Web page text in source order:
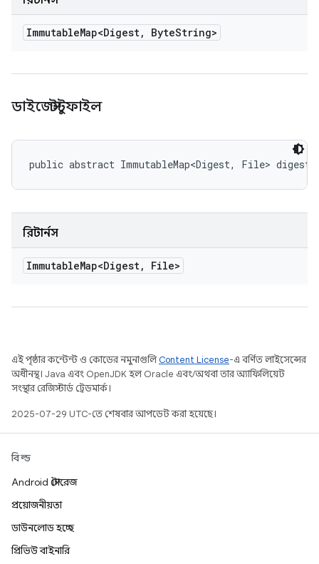
ImmutableMap<Digest, ByteString>
ডাইজেস্টটুফাইল
public abstract ImmutableMap<Digest, File>
রিটার্নস
ImmutableMap<Digest, File>
এই পৃষ্ঠার কন্টেন্ট ও কোডের নমুনাগুলিContent License-এ বর্ণিত লাইসেন্সের
অধীনস্থ। Java এবং OpenJDK হল Oracle এবং/অথবা তার অ্যাফিলিয়েট
সংস্থার রেজিস্টার্ড ট্রেডমার্ক।
2025-07-29 UTC-তে শেষবার আপডেট করা হয়েছে।
বিল্ড
Android স্টোরেজ
প্রয়োজনীয়তা
ডাউনলোড হচ্ছে
প্রিভিউ বাইনারি